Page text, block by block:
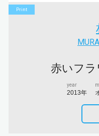
Print
赤いフラ
year
2013年